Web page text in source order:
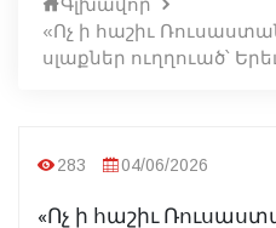
«Ոչ ի հաշիւ
սլաքներ ուղղուած՝
283 04/06/2026
«Ոչ ի հաշիւ